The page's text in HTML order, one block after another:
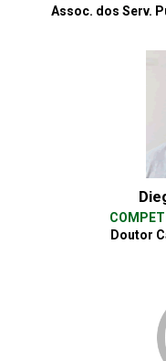
Assoc. dos Serv.
Doutor